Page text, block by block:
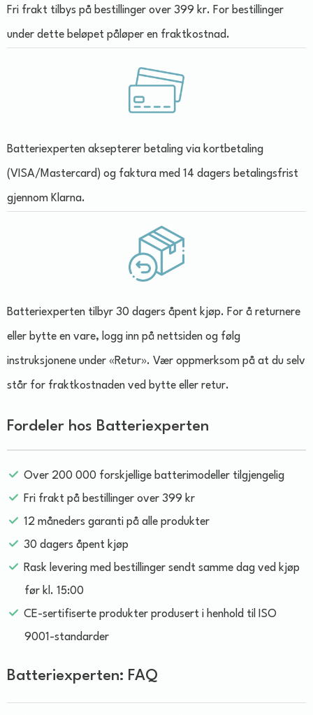
Fri frakt tilbys på bestillinger over 399 kr. For bestillinger
under dette beløpet påløper en fraktkostnad.
Batteriexperten aksepterer betaling via kortbetaling
(VISA/Mastercard) og faktura med 14 dagers betalingsfrist
gjennom Klarna.
Batteriexperten tilbyr 30 dagers åpent kjøp. For å returnere
eller bytte en vare, logg inn på nettsiden og følg
instruksjonene under «Retur». Vær oppmerksom på at du selv
står for fraktkostnaden ved bytte eller retur.
Fordeler hos Batteriexperten
Over 200 000 forskjellige batterimodeller tilgjengelig
Fri frakt på bestillinger over 399 kr
12 måneders garanti på alle produkter
30 dagers åpent kjøp
Rask levering med bestillinger sendt samme dag ved kjøp
før kl. 15:00
CE-sertifiserte produkter produsert i henhold til ISO
9001-standarder
Batteriexperten: FAQ